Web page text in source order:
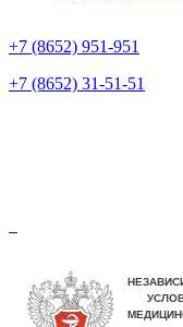
+7 (8652) 951-951
+7 (8652) 31-51-51